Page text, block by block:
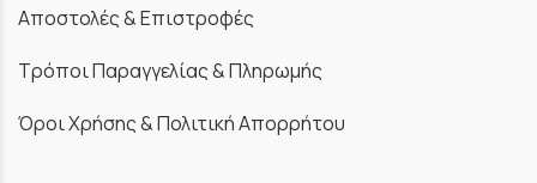
Αποστολές & Επιστροφές
Τρόποι Παραγγελίας & Πληρωμής
Όροι Χρήσης & Πολιτική Απορρήτου